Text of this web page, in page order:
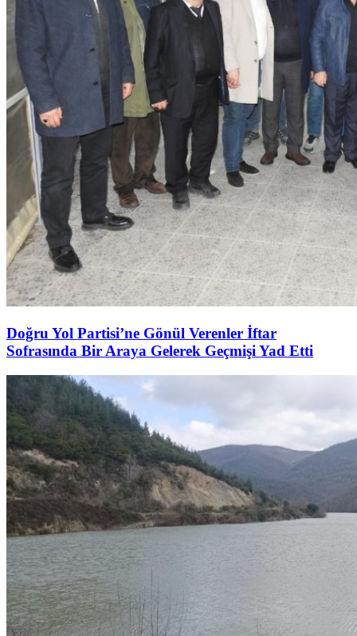
Doğru Yol Partisi’ne Gönül Verenler İftar
Sofrasında Bir Araya Gelerek Geçmişi Yad Etti